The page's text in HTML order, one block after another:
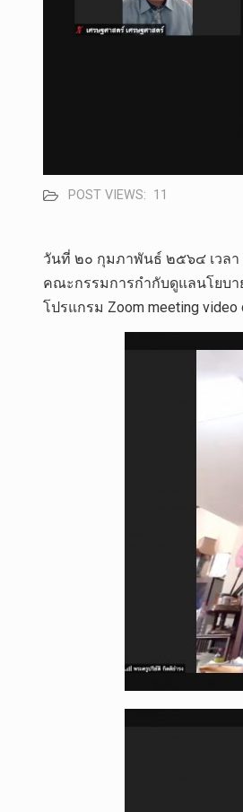
POST VIEWS: 11
วันที่​ ๒๐ กุมภาพันธ์​ ๒๕​๖​๔​ เวลา​
คณะกรรมการ​กำกับดูแลนโยบ
โปรแกรม​ Zoom​ meeting